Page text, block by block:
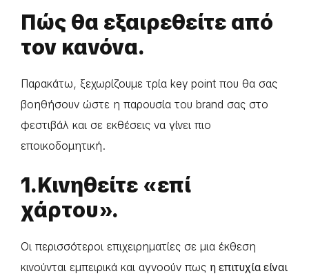
Πώς θα εξαιρεθείτε από
τον κανόνα.
Παρακάτω, ξεχωρίζουμε τρία key point που θα σας
βοηθήσουν ώστε η παρουσία του brand σας στο
φεστιβάλ και σε εκθέσεις να γίνει πιο
εποικοδομητική.
1.Κινηθείτε «επί
χάρτου».
Οι περισσότεροι επιχειρηματίες σε μια έκθεση
κινούνται εμπειρικά και αγνοούν πως η επιτυχία είναι